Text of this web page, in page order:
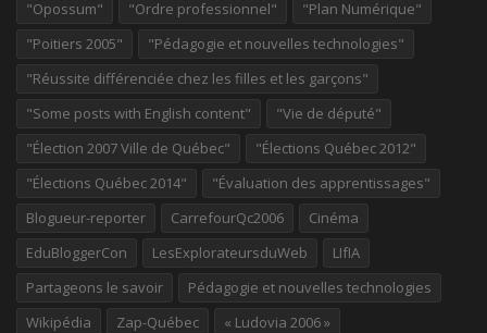
"Opossum"
"Ordre professionnel"
"Plan Numérique"
"Poitiers 2005"
"Pédagogie et nouvelles technologies"
"Réussite différenciée chez les filles et les garçons"
"Some posts with English content"
"Vie de député"
"Élection 2007 Ville de Québec"
"Élections Québec 2012"
"Élections Québec 2014"
"Évaluation des apprentissages"
Blogueur-reporter
CarrefourQc2006
Cinéma
EduBloggerCon
LesExplorateursduWeb
LIfIA
Partageons le savoir
Pédagogie et nouvelles technologies
Wikipédia
Zap-Québec
« Ludovia 2006 »